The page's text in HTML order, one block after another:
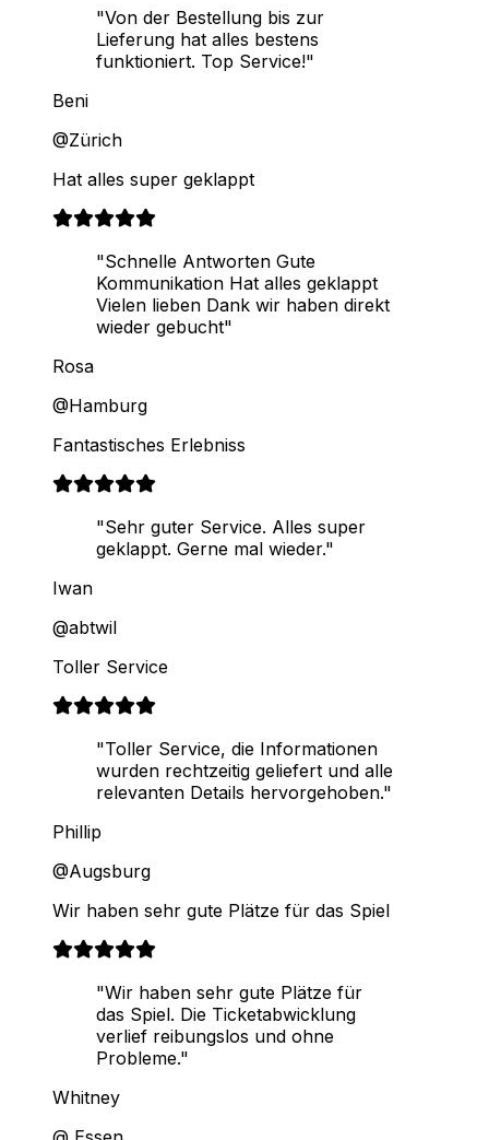
"Von der Bestellung bis zur
Lieferung hat alles bestens
funktioniert. Top Service!"
Beni
@Zürich
Hat alles super geklappt
"Schnelle Antworten Gute
Kommunikation Hat alles geklappt
Vielen lieben Dank wir haben direkt
wieder gebucht"
Rosa
@Hamburg
Fantastisches Erlebniss
"Sehr guter Service. Alles super
geklappt. Gerne mal wieder."
Iwan
@abtwil
Toller Service
"Toller Service, die Informationen
wurden rechtzeitig geliefert und alle
relevanten Details hervorgehoben."
Phillip
@Augsburg
Wir haben sehr gute Plätze für das Spiel
"Wir haben sehr gute Plätze für
das Spiel. Die Ticketabwicklung
verlief reibungslos und ohne
Probleme."
Whitney